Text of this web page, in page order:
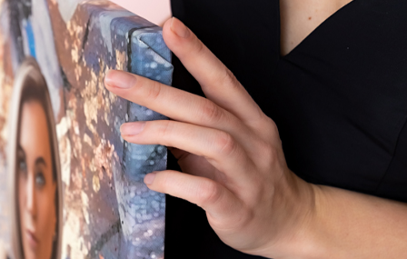
Ваш город:
Ваш регион доставки
Выберите из списка: